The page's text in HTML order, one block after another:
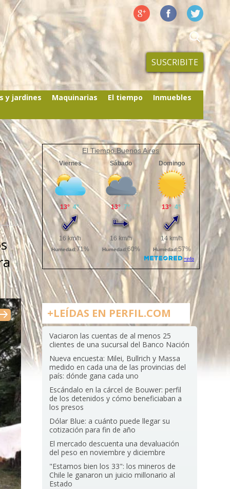
SUSCRIBITE
y jardines Maquinarias El tiempo Inmuebles
El Tiempo Buenos Aires
+LEÍDAS EN PERFIL.COM
Vaciaron las cuentas de al menos 25
clientes de una sucursal del Banco Nación
Nueva encuesta: Milei, Bullrich y Massa
medido en cada una de las provincias del
país: dónde gana cada uno
Escándalo en la cárcel de Bouwer: perfil
de los detenidos y cómo beneficiaban a
los presos
Dólar Blue: a cuánto puede llegar su
cotización para fin de año
El mercado descuenta una devaluación
del peso en noviembre y diciembre
"Estamos bien los 33": los mineros de
Chile le ganaron un juicio millonario al
Estado